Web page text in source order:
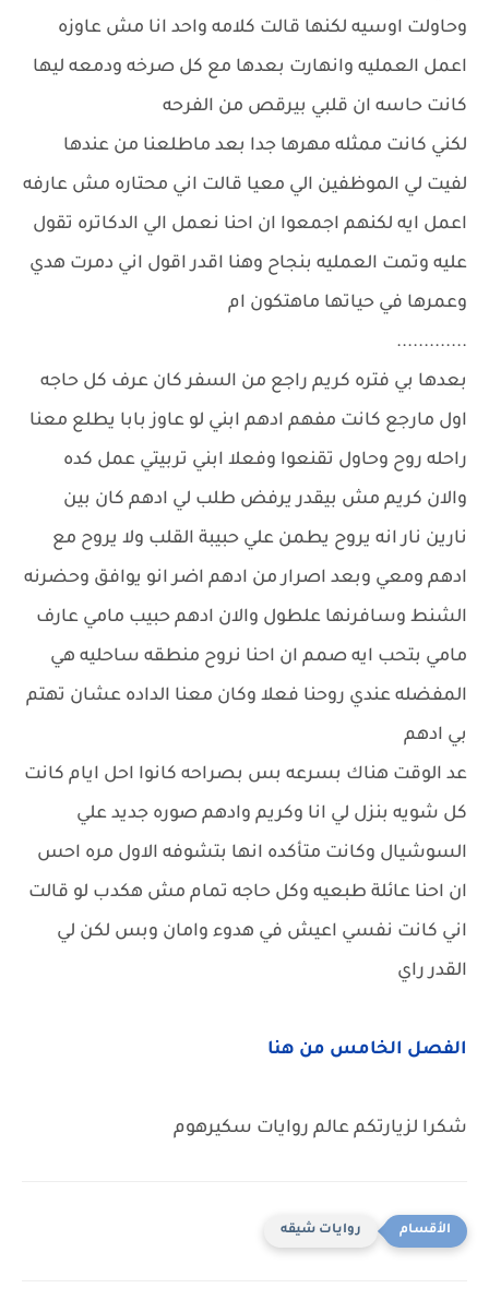
وحاولت اوسيه لكنها قالت كلامه واحد انا مش عاوزه
اعمل العمليه وانهارت بعدها مع كل صرخه ودمعه ليها
كانت حاسه ان قلبي بيرقص من الفرحه
لكني كانت ممثله مهرها جدا بعد ماطلعنا من عندها
لفيت لي الموظفين الي معيا قالت اني محتاره مش عارفه
اعمل ايه لكنهم اجمعوا ان احنا نعمل الي الدكاتره تقول
عليه وتمت العمليه بنجاح وهنا اقدر اقول اني دمرت هدي
وعمرها في حياتها ماهتكون ام
.............
بعدها بي فتره كريم راجع من السفر كان عرف كل حاجه
اول مارجع كانت مفهم ادهم ابني لو عاوز بابا يطلع معنا
راحله روح وحاول تقنعوا وفعلا ابني تربيتي عمل كده
والان كريم مش بيقدر يرفض طلب لي ادهم كان بين
نارين نار انه يروح يطمن علي حبيبة القلب ولا يروح مع
ادهم ومعي وبعد اصرار من ادهم اضر انو يوافق وحضرنه
الشنط وسافرنها علطول والان ادهم حبيب مامي عارف
مامي بتحب ايه صمم ان احنا نروح منطقه ساحليه هي
المفضله عندي روحنا فعلا وكان معنا الداده عشان تهتم
بي ادهم
عد الوقت هناك بسرعه بس بصراحه كانوا احل ايام كانت
كل شويه بنزل لي انا وكريم وادهم صوره جديد علي
السوشيال وكانت متأكده انها بتشوفه الاول مره احس
ان احنا عائلة طبعيه وكل حاجه تمام مش هكدب لو قالت
اني كانت نفسي اعيش في هدوء وامان وبس لكن لي
القدر راي
الفصل الخامس من هنا
شكرا لزيارتكم عالم روايات سكيرهوم
روايات شيقه